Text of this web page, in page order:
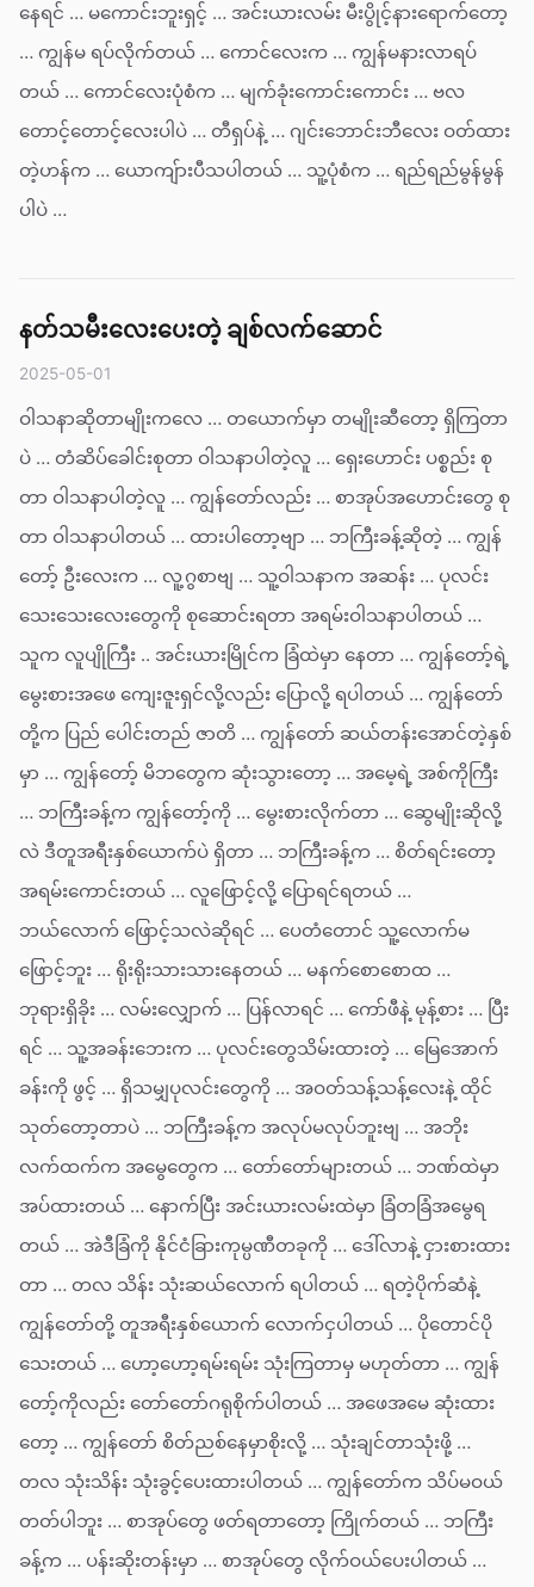
နေရင် … မကောင်းဘူးရှင့် … အင်းယားလမ်း မီးပွိုင့်နားရောက်တော့
… ကျွန်မ ရပ်လိုက်တယ် … ကောင်လေးက … ကျွန်မနားလာရပ်
တယ် … ကောင်လေးပုံစံက … မျက်ခုံးကောင်းကောင်း … ဗလ
တောင့်တောင့်လေးပါပဲ … တီရှပ်နဲ့ … ဂျင်းဘောင်းဘီလေး ဝတ်ထား
တဲ့ဟန်က … ယောကျ်ားပီသပါတယ် … သူ့ပုံစံက … ရည်ရည်မွန်မွန်
ပါပဲ …
နတ်သမီးလေးပေးတဲ့ ချစ်လက်ဆောင်
2025-05-01
ဝါသနာဆိုတာမျိုးကလေ … တယောက်မှာ တမျိုးဆီတော့ ရှိကြတာ
ပဲ … တံဆိပ်ခေါင်းစုတာ ဝါသနာပါတဲ့လူ … ရှေးဟောင်း ပစ္စည်း စု
တာ ဝါသနာပါတဲ့လူ … ကျွန်တော်လည်း … စာအုပ်အဟောင်းတွေ စု
တာ ဝါသနာပါတယ် … ထားပါတော့ဗျာ … ဘကြီးခန့်ဆိုတဲ့ … ကျွန်
တော့် ဦးလေးက … လူ့ဂွစာဗျ … သူ့ဝါသနာက အဆန်း … ပုလင်း
သေးသေးလေးတွေကို စုဆောင်းရတာ အရမ်းဝါသနာပါတယ် …
သူက လူပျိုကြီး .. အင်းယားမြိုင်က ခြံထဲမှာ နေတာ … ကျွန်တော့်ရဲ့
မွေးစားအဖေ ကျေးဇူးရှင်လို့လည်း ပြောလို့ ရပါတယ် … ကျွန်တော်
တို့က ပြည် ပေါင်းတည် ဇာတိ … ကျွန်တော် ဆယ်တန်းအောင်တဲ့နှစ်
မှာ … ကျွန်တော့် မိဘတွေက ဆုံးသွားတော့ … အမေ့ရဲ့ အစ်ကိုကြီး
… ဘကြီးခန့်က ကျွန်တော့်ကို … မွေးစားလိုက်တာ … ဆွေမျိုးဆိုလို့
လဲ ဒီတူအရီးနှစ်ယောက်ပဲ ရှိတာ … ဘကြီးခန့်က … စိတ်ရင်းတော့
အရမ်းကောင်းတယ် … လူဖြောင့်လို့ ပြောရင်ရတယ် …
ဘယ်လောက် ဖြောင့်သလဲဆိုရင် … ပေတံတောင် သူ့လောက်မ
ဖြောင့်ဘူး … ရိုးရိုးသားသားနေတယ် … မနက်စောစောထ …
ဘုရားရှိခိုး … လမ်းလျှောက် … ပြန်လာရင် … ကော်ဖီနဲ့ မုန့်စား … ပြီး
ရင် … သူ့အခန်းဘေးက … ပုလင်းတွေသိမ်းထားတဲ့ … မြေအောက်
ခန်းကို ဖွင့် … ရှိသမျှပုလင်းတွေကို … အဝတ်သန့်သန့်လေးနဲ့ ထိုင်
သုတ်တော့တာပဲ … ဘကြီးခန့်က အလုပ်မလုပ်ဘူးဗျ … အဘိုး
လက်ထက်က အမွေတွေက … တော်တော်များတယ် … ဘဏ်ထဲမှာ
အပ်ထားတယ် … နောက်ပြီး အင်းယားလမ်းထဲမှာ ခြံတခြံအမွေရ
တယ် … အဲဒီခြံကို နိုင်ငံခြားကုမ္ပဏီတခုကို … ဒေါ်လာနဲ့ ငှားစားထား
တာ … တလ သိန်း သုံးဆယ်လောက် ရပါတယ် … ရတဲ့ပိုက်ဆံနဲ့
ကျွန်တော်တို့ တူအရီးနှစ်ယောက် လောက်ငှပါတယ် … ပိုတောင်ပို
သေးတယ် … ဟော့ဟော့ရမ်းရမ်း သုံးကြတာမှ မဟုတ်တာ … ကျွန်
တော့်ကိုလည်း တော်တော်ဂရုစိုက်ပါတယ် … အဖေအမေ ဆုံးထား
တော့ … ကျွန်တော် စိတ်ညစ်နေမှာစိုးလို့ … သုံးချင်တာသုံးဖို့ …
တလ သုံးသိန်း သုံးခွင့်ပေးထားပါတယ် … ကျွန်တော်က သိပ်မဝယ်
တတ်ပါဘူး … စာအုပ်တွေ ဖတ်ရတာတော့ ကြိုက်တယ် … ဘကြီး
ခန့်က … ပန်းဆိုးတန်းမှာ … စာအုပ်တွေ လိုက်ဝယ်ပေးပါတယ် …